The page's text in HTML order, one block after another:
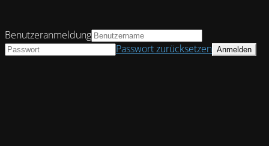
Benutzeranmeldung
Passwort zurücksetzen